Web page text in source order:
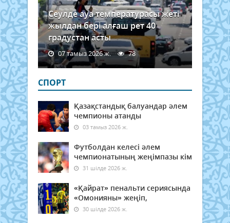
Сеулде ауа температурасы жеті
жылдан бері алғаш рет 40
градустан асты
07 тамыз 2026 ж. 78
СПОРТ
Қазақстандық балуандар әлем
чемпионы атанды
03 тамыз 2026 ж.
Футболдан келесі әлем
чемпионатының жеңімпазы кім
31 шілде 2026 ж.
«Қайрат» пенальти сериясында
«Омонияны» жеңіп,
30 шілде 2026 ж.